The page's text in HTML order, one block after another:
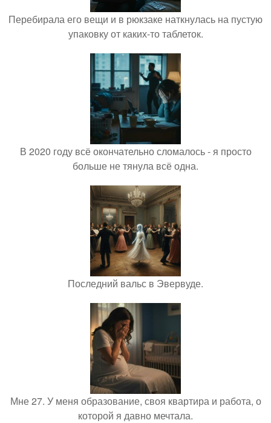
Перебирала его вещи и в рюкзаке наткнулась на пустую
упаковку от каких-то таблеток.
В 2020 году всё окончательно сломалось - я просто
больше не тянула всё одна.
Последний вальс в Эвервуде.
Мне 27. У меня образование, своя квартира и работа, о
которой я давно мечтала.